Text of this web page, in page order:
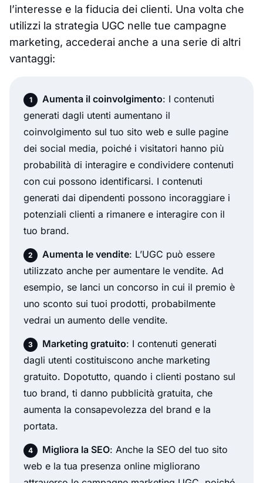
l’interesse e la fiducia dei clienti. Una volta che
utilizzi la strategia UGC nelle tue campagne
marketing, accederai anche a una serie di altri
vantaggi:
Aumenta il coinvolgimento: I contenuti
generati dagli utenti aumentano il
coinvolgimento sul tuo sito web e sulle pagine
dei social media, poiché i visitatori hanno più
probabilità di interagire e condividere contenuti
con cui possono identificarsi. I contenuti
generati dai dipendenti possono incoraggiare i
potenziali clienti a rimanere e interagire con il
tuo brand.
Aumenta le vendite: L’UGC può essere
utilizzato anche per aumentare le vendite. Ad
esempio, se lanci un concorso in cui il premio è
uno sconto sui tuoi prodotti, probabilmente
vedrai un aumento delle vendite.
Marketing gratuito: I contenuti generati
dagli utenti costituiscono anche marketing
gratuito. Dopotutto, quando i clienti postano sul
tuo brand, ti danno pubblicità gratuita, che
aumenta la consapevolezza del brand e la
portata.
Migliora la SEO: Anche la SEO del tuo sito
web e la tua presenza online migliorano